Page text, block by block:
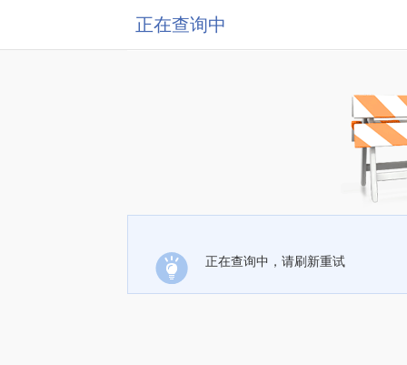
正在查询中
正在查询中，请刷新重试